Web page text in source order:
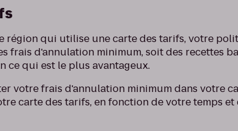
région qui utilise une carte des tarifs, votre
frais d'annulation minimum, soit des recettes
ce qui est le plus avantageux.
votre frais d'annulation minimum dans votre
carte des tarifs, en fonction de votre temps